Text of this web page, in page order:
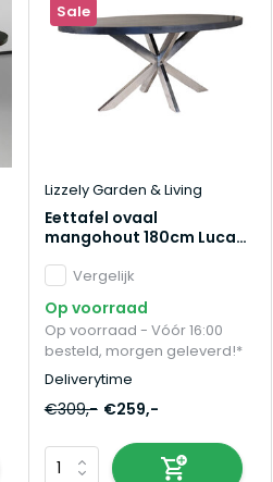
Sale
Lizzely Garden & Living
Eettafel ovaal
mangohout 180cm Lucas
Vergelijk
Op voorraad
Op voorraad - Vóór 16:00
besteld, morgen geleverd!*
Deliverytime
€309,- €259,-